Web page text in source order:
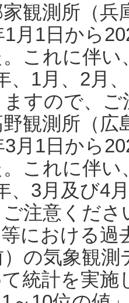
観測所（
1月1日から
これに伴い
、1月、2月
すので、
観測所（
3月1日から
これに伴い
、3月及び4
注意くだ
における過
）の気象観
統計を実